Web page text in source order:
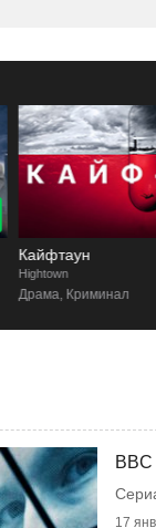
Кайфтаун
Hightown
Драма, Криминал
17